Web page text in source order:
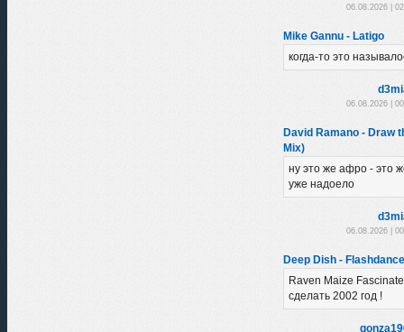
06.08.2026 |
Mike Gannu - Latigo
когда-то это
06.08.2026 |
David Ramano - Draw
Mix)
ну это же афро - это
уже надоело
06.08.2026 |
Deep Dish -
Raven Maize
сделать 2002 год !